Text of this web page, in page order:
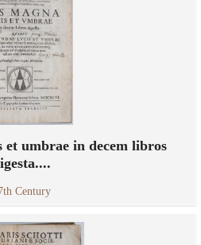
umbrae in decem libros
Century